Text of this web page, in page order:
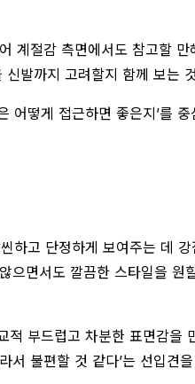
계절감 측면에서도 참고할 만
발까지 고려할지 함께 보는
어떻게 접근하면 좋은지’를
하고 단정하게 보여주는 데
으면서도 깔끔한 스타일을 원
부드럽고 차분한 표면감을
불편할 것 같다’는 선입견